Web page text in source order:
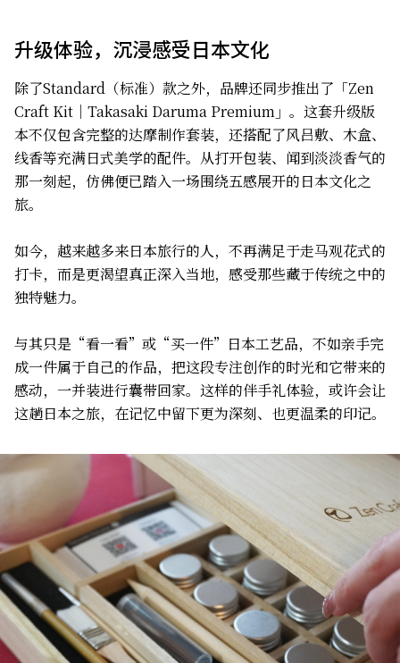
升级体验，沉浸感受日本文化
除了Standard（标准）款之外，品牌还同步推出了「Zen
Craft Kit｜Takasaki Daruma Premium」。这套升级版
本不仅包含完整的达摩制作套装，还搭配了风吕敷、木盒、
线香等充满日式美学的配件。从打开包装、闻到淡淡香气的
那一刻起，仿佛便已踏入一场围绕五感展开的日本文化之
旅。
如今，越来越多来日本旅行的人，不再满足于走马观花式的
打卡，而是更渴望真正深入当地，感受那些藏于传统之中的
独特魅力。
与其只是“看一看”或“买一件”日本工艺品，不如亲手完
成一件属于自己的作品，把这段专注创作的时光和它带来的
感动，一并装进行囊带回家。这样的伴手礼体验，或许会让
这趟日本之旅，在记忆中留下更为深刻、也更温柔的印记。